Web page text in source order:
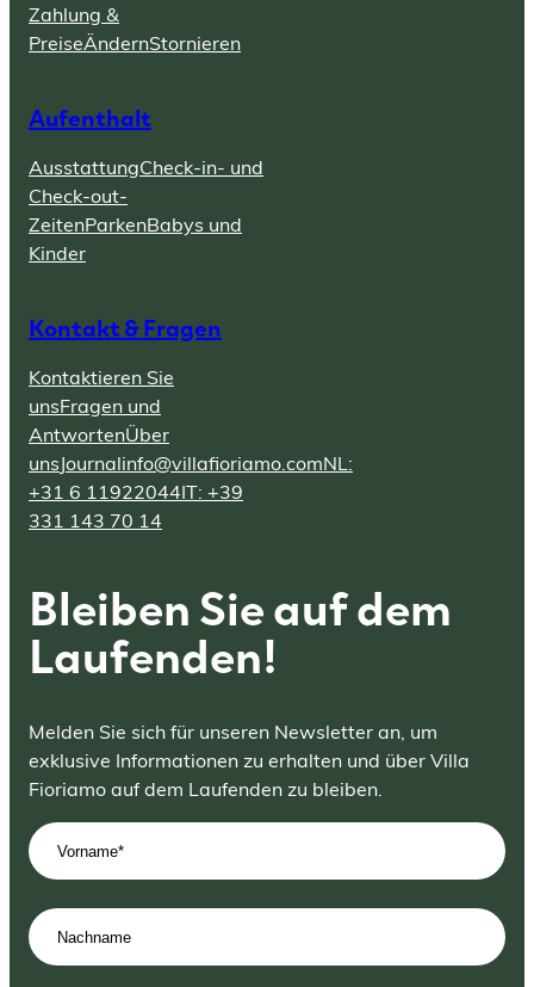
Zahlung &
PreiseÄndernStornieren
Aufenthalt
AusstattungCheck-in- und
Check-out-
ZeitenParkenBabys und
Kinder
Kontakt & Fragen
Kontaktieren Sie
unsFragen und
AntwortenÜber
unsJournalinfo@villafioriamo.comNL:
+31 6 11922044IT: +39
331 143 70 14
Bleiben Sie auf dem
Laufenden!
Melden Sie sich für unseren Newsletter an, um
exklusive Informationen zu erhalten und über Villa
Fioriamo auf dem Laufenden zu bleiben.
Vorname
Nachname